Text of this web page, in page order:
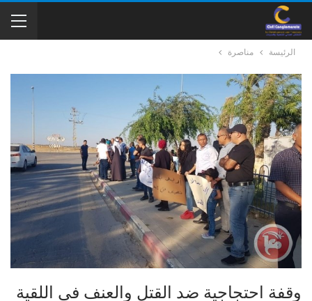
الرئيسة مناصرة
وقفة احتجاجية ضد القتل والعنف في اللقية